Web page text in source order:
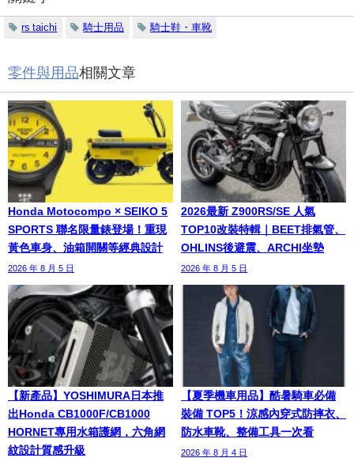
rs taichi 騎士用品 騎士鞋・車靴
零件與用品相關文章
Honda Motocompo × SEIKO 5
SPORTS 聯名限量錶登場！重現
黃色車身、油箱開關等經典設計
2026 年 8 月 5 日
2026最新 Z900RS/SE 人氣
TOP10改裝特輯｜BEET排氣管、
OHLINS後避震、ARCHI坐墊
2026 年 8 月 5 日
【新產品】YOSHIMURA日本推
出Honda CB1000F/CB1000
HORNET專用水箱護網，六角網
紋設計質感升級
【夏季機車用品】酷暑騎車必備
裝備 TOP5！涼感內穿式防摔衣、
防水車靴、整備工具一次看
2026 年 8 月 4 日